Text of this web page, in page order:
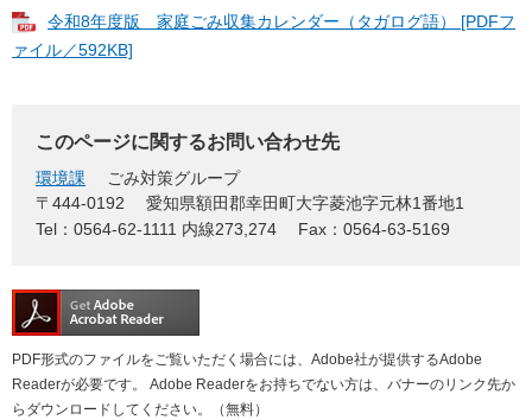
令和8年度版 家庭ごみ収集カレンダー（タガログ語） [PDFフ
ァイル／592KB]
このページに関するお問い合わせ先
環境課
ごみ対策グループ
〒444-0192
愛知県額田郡幸田町大字菱池字元林1番地1
Tel：0564-62-1111 内線273,274
Fax：0564-63-5169
PDF形式のファイルをご覧いただく場合には、Adobe社が提供するAdobe
Readerが必要です。
Adobe Readerをお持ちでない方は、バナーのリンク先か
らダウンロードしてください。（無料）